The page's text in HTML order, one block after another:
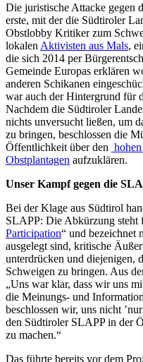
Die juristische Attacke gegen
erste, mit der die Südtiroler
Obstlobby Kritiker zum
lokalen Aktivisten aus Mals,
die sich 2014 per
Gemeinde Europas erklären
anderen Schikanen
war auch der Hintergrund für
Nachdem die Südtiroler
nichts unversucht ließen, um
zu bringen, beschlossen die
Öffentlichkeit über den
Obstplantagen aufzuklären.
Unser Kampf gegen die
Bei der Klage aus Südtirol
SLAPP: Die Abkürzung steht
Participation“ und bezeichnet
ausgelegt sind, kritische
unterdrücken und diejenigen,
Schweigen zu bringen. Aus
„Uns war klar, dass wir uns
die Meinungs- und
beschlossen wir, uns nicht
den Südtiroler SLAPP in der
zu machen.“
Das führte bereits vor dem